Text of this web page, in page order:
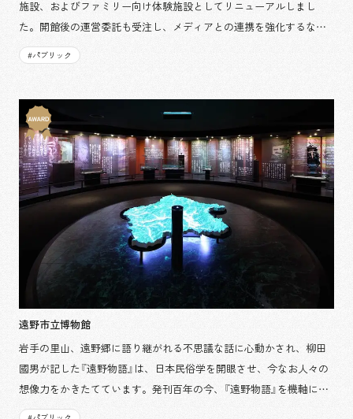
施設、およびファミリー向け体験施設としてリニューアルしまし
た。開館後の運営委託も受注し、メディアとの連携を強化するなど
継続的な集客に貢献しています。
#パブリック
遠野市立博物館
岩手の里山、遠野郷に語り継がれる不思議な話に心動かされ、柳田
國男が記した『遠野物語』は、日本民俗学を開眼させ、今なお人々の
想像力をかきたてています。発刊百年の今、『遠野物語』を機軸に遠
野を見つめなおし、新たな伝承文化構築を目指し博物館の再生が行